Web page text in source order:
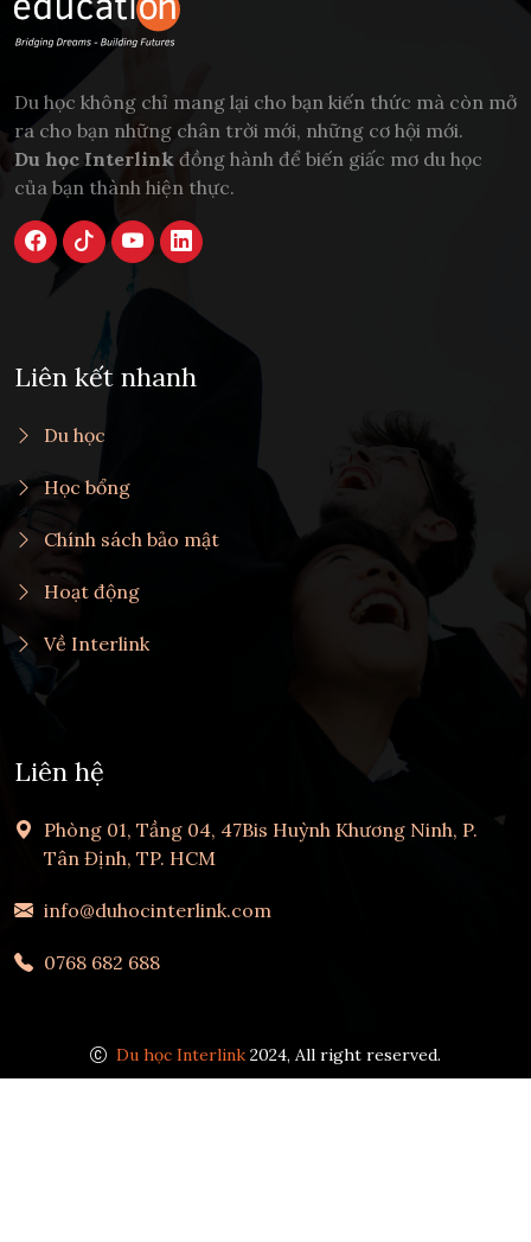
Du học không chỉ mang lại cho bạn kiến thức mà còn mở
ra cho bạn những chân trời mới, những cơ hội mới.
Du học Interlink đồng hành để biến giấc mơ du học
của bạn thành hiện thực.
Liên kết nhanh
Du học
Học bổng
Chính sách bảo mật
Hoạt động
Về Interlink
Liên hệ
Phòng 01, Tầng 04, 47Bis Huỳnh Khương Ninh, P.
Tân Định, TP. HCM
info@duhocinterlink.com
0768 682 688
Du học Interlink 2024, All right reserved.